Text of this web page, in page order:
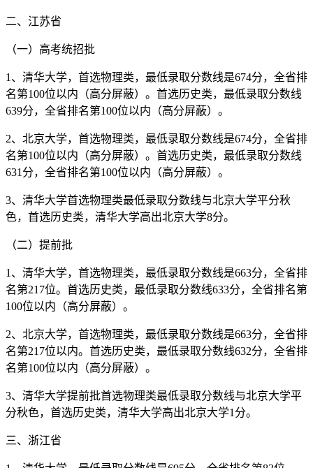
二、江苏省
（一）高考统招批
1、清华大学，首选物理类，最低录取分数线是674分，全省排
名第100位以内（高分屏蔽）。首选历史类，最低录取分数线
639分，全省排名第100位以内（高分屏蔽）。
2、北京大学，首选物理类，最低录取分数线是674分，全省排
名第100位以内（高分屏蔽）。首选历史类，最低录取分数线
631分，全省排名第100位以内（高分屏蔽）。
3、清华大学首选物理类最低录取分数线与北京大学平分秋
色，首选历史类，清华大学高出北京大学8分。
（二）提前批
1、清华大学，首选物理类，最低录取分数线是663分，全省排
名第217位。首选历史类，最低录取分数线633分，全省排名第
100位以内（高分屏蔽）。
2、北京大学，首选物理类，最低录取分数线是663分，全省排
名第217位以内。首选历史类，最低录取分数线632分，全省排
名第100位以内（高分屏蔽）。
3、清华大学提前批首选物理类最低录取分数线与北京大学平
分秋色，首选历史类，清华大学高出北京大学1分。
三、浙江省